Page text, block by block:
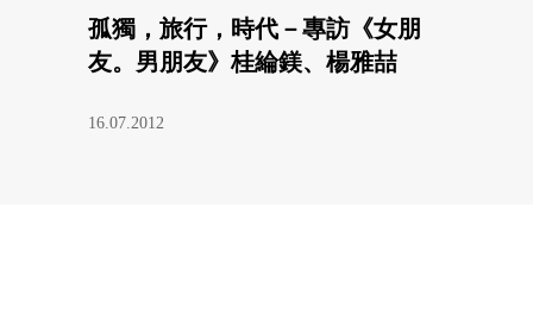
孤獨，旅行，時代－專訪《女朋
友。男朋友》桂綸鎂、楊雅喆
16.07.2012